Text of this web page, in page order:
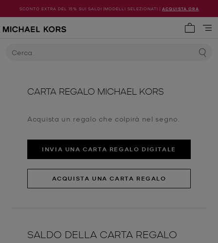
SCONTO EXTRA DEL 15% SUI SALDI |MODELLI SELEZIONATI | ACQUISTA ORA
Cerca
CARTA REGALO MICHAEL KORS
Acquista un regalo che colpirà nel segno.
INVIA UNA CARTA REGALO DIGITALE
ACQUISTA UNA CARTA REGALO